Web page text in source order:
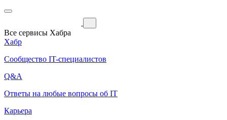
Все сервисы Хабра
Хабр
Сообщество IT-специалистов
Q&A
Ответы на любые вопросы об IT
Карьера